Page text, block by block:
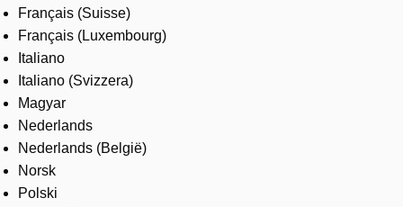
Français (Suisse)
Français (Luxembourg)
Italiano
Italiano (Svizzera)
Magyar
Nederlands
Nederlands (België)
Norsk
Polski